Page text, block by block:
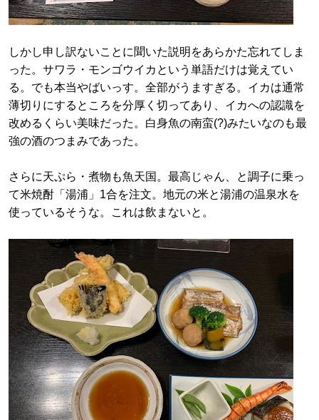
しかし申し訳ないことに聞いた説明をあらかた忘れてしま
った。サワラ・モンゴウイカという単語だけは覚えてい
る。でも本当やばいっす。全部がうますぎる。イカは通常
薄切りにするところを分厚く切ってあり、イカへの認識を
改めるくらい美味だった。白身魚の南蛮(?)みたいなのも最
強の酒のつまみであった。
さらに天ぷら・煮物も魚天国。最高じゃん、と調子に乗っ
て米焼酎「湯浦」1合を注文。地元の米と湯浦の温泉水を
使っているそうな。これは飲まないと。